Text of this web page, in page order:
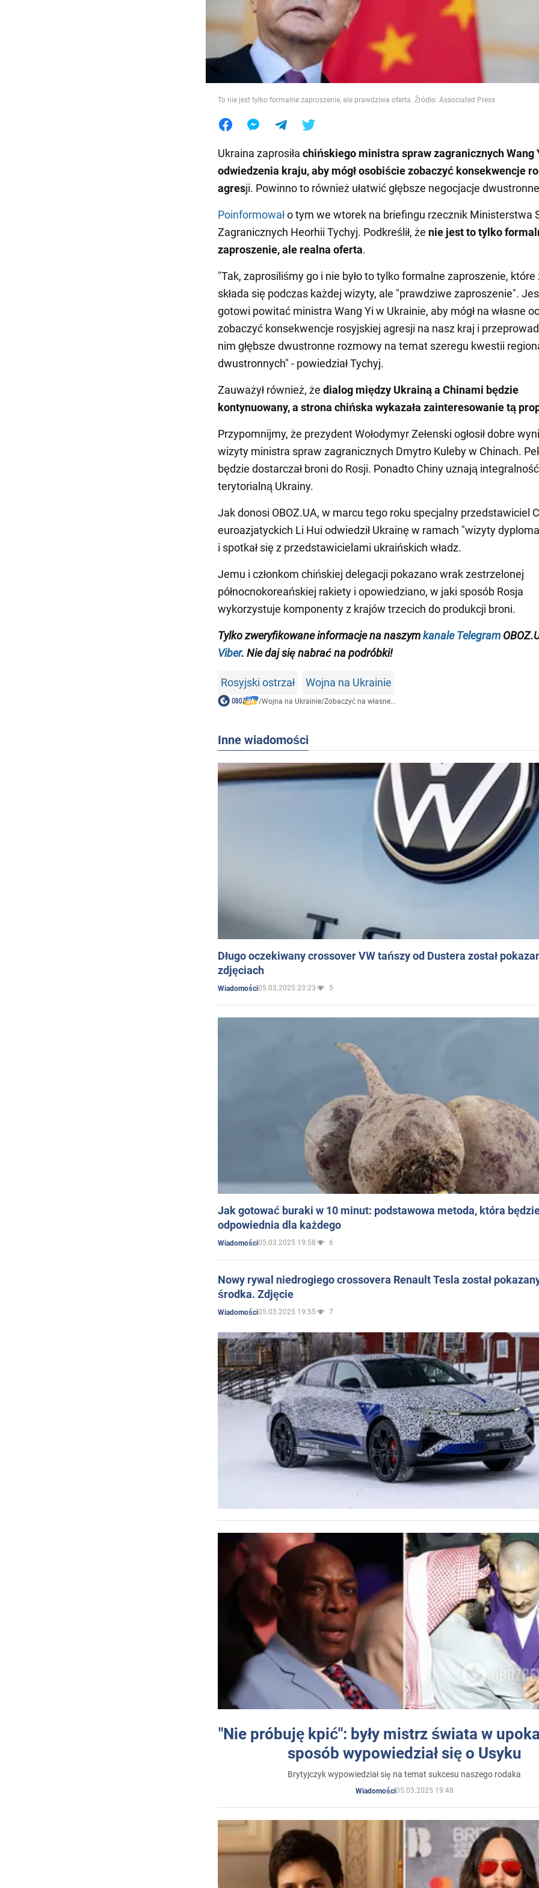
Jedzenie
To nie jest tylko formalne zaproszenie, ale prawdziwa oferta. Źródło: Associated Press
Ukraina zaprosiła chińskiego ministra spraw zagranicznych Wang
odwiedzenia kraju, aby mógł osobiście zobaczyć konsekwencje
agresji. Powinno to również ułatwić głębsze negocjacje
Poinformowało tym we wtorek na briefingu rzecznik Ministerstwa
Zagranicznych Heorhii Tychyj. Podkreślił, że nie jest to tylko
zaproszenie, ale realna oferta.
"Tak, zaprosiliśmy go i nie było to tylko formalne zaproszenie,
składa się podczas każdej wizyty, ale "prawdziwe zaproszenie".
gotowi powitać ministra Wang Yi w Ukrainie, aby mógł na własne
zobaczyć konsekwencje rosyjskiej agresji na nasz kraj i
nim głębsze dwustronne rozmowy na temat szeregu kwestii
dwustronnych" - powiedział Tychyj.
Zauważył również, że dialog między Ukrainą a Chinami będzie
kontynuowany, a strona chińska wykazała zainteresowanie tą
Przypomnijmy, że prezydent Wołodymyr Zełenski ogłosił dobre
wizyty ministra spraw zagranicznych Dmytro Kuleby w Chinach.
będzie dostarczał broni do Rosji. Ponadto Chiny uznają integralność
terytorialną Ukrainy.
Jak donosi OBOZ.UA, w marcu tego roku specjalny przedstawiciel
euroazjatyckich Li Hui odwiedził Ukrainę w ramach "wizyty
i spotkał się z przedstawicielami ukraińskich władz.
Jemu i członkom chińskiej delegacji pokazano wrak zestrzelonej
północnokoreańskiej rakiety i opowiedziano, w jaki sposób Rosja
wykorzystuje komponenty z krajów trzecich do produkcji broni.
Tylko zweryfikowane informacje na naszymkanale Telegram
Viber. Nie daj się nabrać na podróbki!
Rosyjski ostrzał Wojna na Ukrainie
/Wojna na Ukrainie/Zobaczyć na własne...
Inne wiadomości
Długo oczekiwany crossover VW tańszy od Dustera został
zdjęciach
Wiadomości05.03.2025 23:23 5
Jak gotować buraki w 10 minut: podstawowa metoda, która
odpowiednia dla każdego
Wiadomości05.03.2025 19:58 6
Nowy rywal niedrogiego crossovera Renault Tesla został
środka. Zdjęcie
Wiadomości05.03.2025 19:55 7
"Nie próbuję kpić": były mistrz świata w
sposób wypowiedział się o Usyku
Brytyjczyk wypowiedział się na temat sukcesu naszego rodaka
Wiadomości05.03.2025 19:48